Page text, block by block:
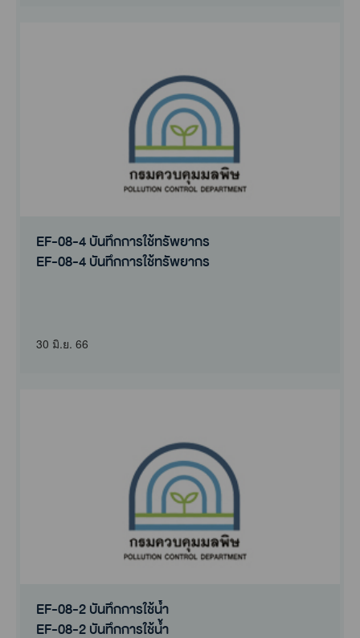
EF-08-4 บันทึกการใช้ทรัพยากร
EF-08-4 บันทึกการใช้ทรัพยากร
30 มิ.ย. 66
EF-08-2 บันทึกการใช้น้ำ
EF-08-2 บันทึกการใช้น้ำ